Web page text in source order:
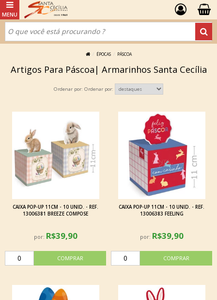
ÉPOCAS PÁSCOA
Artigos Para Páscoa| Armarinhos Santa Cecília
Ordenar por:
CAIXA POP-UP 11CM - 10 UNID. - REF.
13006381 BREEZE COMPOSE
por: R$39,90
CAIXA POP-UP 11CM - 10 UNID. - REF.
13006383 FEELING
por: R$39,90